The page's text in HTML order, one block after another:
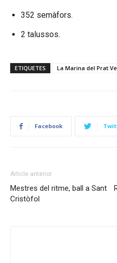
352 semàfors.
2 talussos.
ETIQUETES La Marina del Prat
Facebook
Article anterior
Mestres del ritme, ball a Sant
Cristòfol